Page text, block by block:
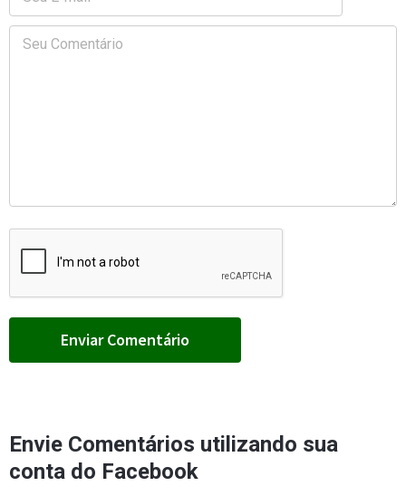
Envie Comentários utilizando sua
conta do Facebook